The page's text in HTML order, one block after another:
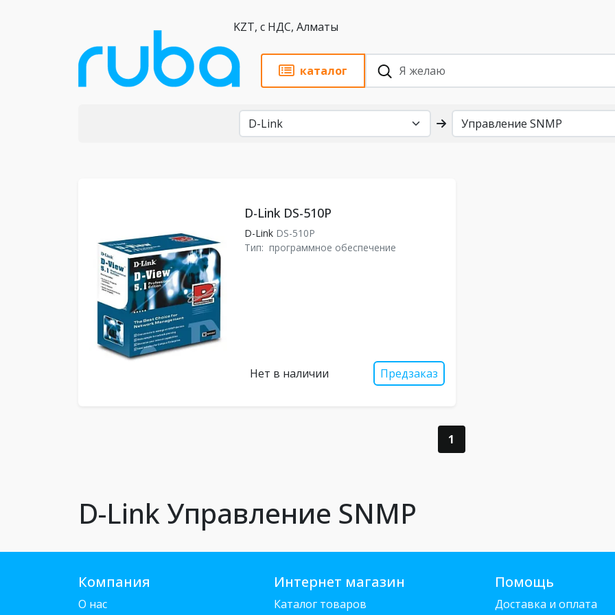
KZT, с НДС, Алматы
каталог
D-Link DS-510P
D-LinkDS-510P
Тип: программное обеспечение
Нет в наличии Предзаказ
1
D-Link Управление SNMP
Компания
О нас
Интернет магазин
Каталог товаров
Помощь
Доставка и оплата